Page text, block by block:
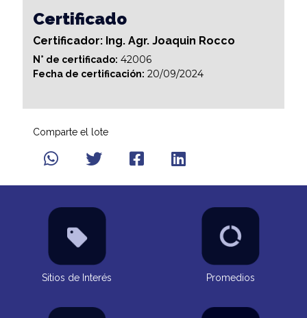
Certificado
Certificador: Ing. Agr. Joaquin Rocco
N° de certificado: 42006
Fecha de certificación: 20/09/2024
Comparte el lote
Sitios de Interés Promedios